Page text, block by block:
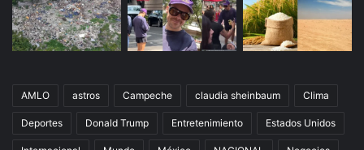
AMLO astros Campeche claudia sheinbaum Clima
Deportes Donald Trump Entretenimiento Estados Unidos